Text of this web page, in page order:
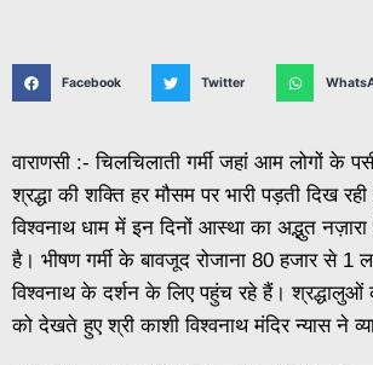
Facebook Twitter
वाराणसी :- चिलचिलाती गर्मी जहां आम लोगों के
श्रद्धा की शक्ति हर मौसम पर भारी पड़ती दिख
विश्वनाथ धाम में इन दिनों आस्था का अद्भुत
है। भीषण गर्मी के बावजूद रोजाना 80 हजार से 1
विश्वनाथ के दर्शन के लिए पहुंच रहे हैं। श्रद्धालुओं
को देखते हुए श्री काशी विश्वनाथ मंदिर न्यास ने